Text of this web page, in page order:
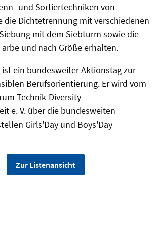
und Sortiertechniken von
die Dichtetrennung mit verschiedenen
mit dem Siebturm sowie die
und nach Größe erhalten.
ein bundesweiter Aktionstag zur
Berufsorientierung. Er wird vom
Technik-Diversity-
e. V. über die bundesweiten
Girls'Day und Boys'Day
Zur Listenansicht